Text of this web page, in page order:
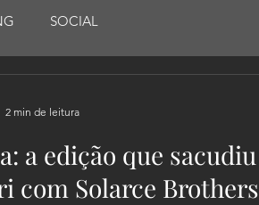
SOCIAL
a edição que sacudiu
com Solarce Brothers
2 min de leitura